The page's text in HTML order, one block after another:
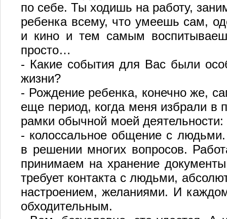
по себе. Ты ходишь на работу,
ребенка всему, что умеешь сам,
и кино и тем самым
просто…
- Какие события для Вас были
жизни?
- Рождение ребенка, конечно же,
еще период, когда меня избрали в
рамки обычной моей
- колоссальное общение с
в решении многих вопросов.
принимаем на хранение
требует контакта с людьми,
настроением, желаниями. И
обходительным.